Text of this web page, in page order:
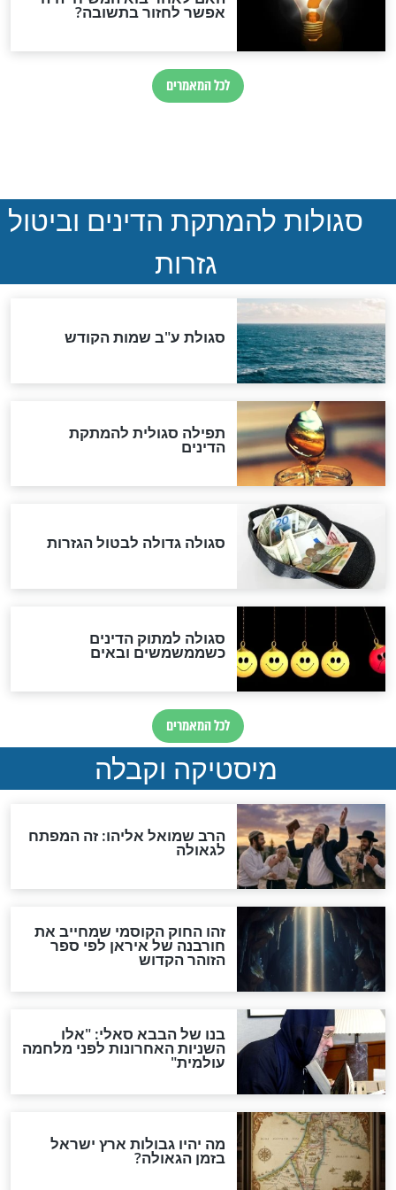
מצא את המילים הנכונות
חדשות יהדות
סימני שאלה
המסמך האבוד שנחשף
במרתפי מוסקבה: כתב היד
הנדיר של הרשב"ם התגלה
"מודה לקב"ה על כל השנים"
"נביא בעיר": מכירת המחלה
לגוי והוספת השם חזקיהו
לרפואת הרב דב הכהן קוק
לכל המאמרים
אחרית הימים
האם אפשר לחשב את הקץ?
מה יהיה בימות המשיח?
"לפני הגאולה תהיה אפיקורסות
והכחשה גדולה מאוד של
האמונה"